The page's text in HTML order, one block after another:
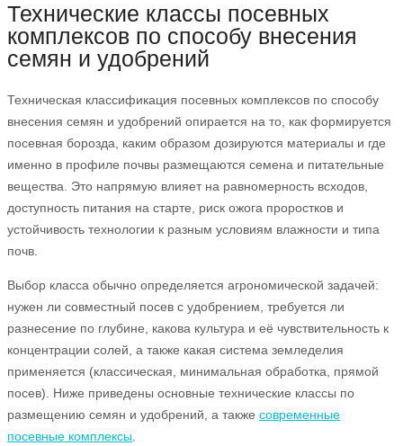
Технические классы посевных
комплексов по способу внесения
семян и удобрений
Техническая классификация посевных комплексов по способу
внесения семян и удобрений опирается на то, как формируется
посевная борозда, каким образом дозируются материалы и где
именно в профиле почвы размещаются семена и питательные
вещества. Это напрямую влияет на равномерность всходов,
доступность питания на старте, риск ожога проростков и
устойчивость технологии к разным условиям влажности и типа
почв.
Выбор класса обычно определяется агрономической задачей:
нужен ли совместный посев с удобрением, требуется ли
разнесение по глубине, какова культура и её чувствительность к
концентрации солей, а также какая система земледелия
применяется (классическая, минимальная обработка, прямой
посев). Ниже приведены основные технические классы по
размещению семян и удобрений, а также современные
посевные комплексы